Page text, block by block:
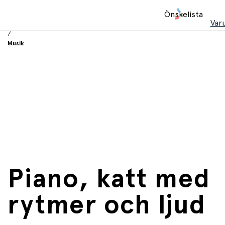
Önskelista
/
Musik
Piano, katt med
rytmer och ljud